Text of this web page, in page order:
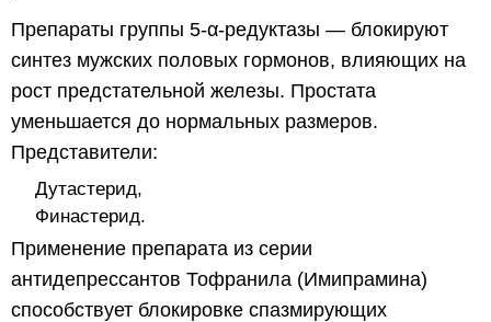
Препараты группы 5-α-редуктазы — блокируют
синтез мужских половых гормонов, влияющих на
рост предстательной железы. Простата
уменьшается до нормальных размеров.
Представители:
Дутастерид,
Финастерид.
Применение препарата из серии
антидепрессантов Тофранила (Имипрамина)
способствует блокировке спазмирующих